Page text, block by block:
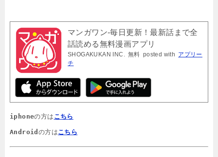
マンガワン-毎日更新！最新話まで全
話読める無料漫画アプリ
SHOGAKUKAN INC. 無料 posted with アプリー
チ
iphoneの方は こちら
Android の方はこちら